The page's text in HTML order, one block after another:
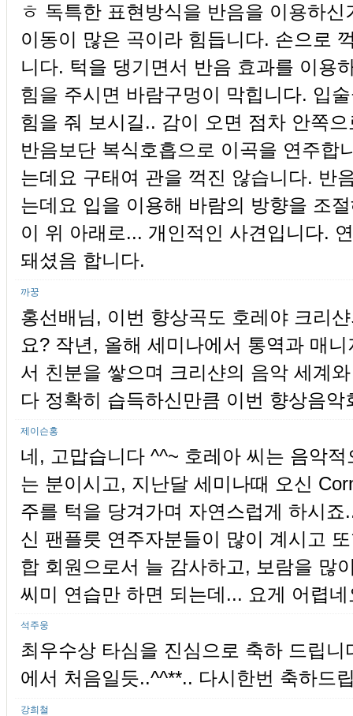
ㅎ 독특한 표현방식을 반음을 이용하
이동이 많은 곡이라 힘듭니다. 손으로
니다. 턱을 댕기면서 반음 효과를 이용
힘을 주시면 바람구멍이 막힙니다. 입
힘을 줘 보시길.. 감이 오면 점차 안쪽
반음보단 복식호흡으로 이곡을 연주합
는데요 구태여 관을 꺽진 않습니다. 반
는데요 입을 이용해 바람의 방향을 조
이 위 아래로... 개인적인 사견입니다.
돼셨음 합니다.
까꿍
홍선배님, 이번 향상곡도 호레야 크리
요? 작년, 올해 세미나에서 통역과 매
서 친분을 쌓으며 크리샨의 음악 세계
다 정확히 습득하신만큼 이번 향상음
제이슨홍
네, 고맙습니다 ^^~ 호레아 씨는 음악
는 분이시고, 지난달 세미나때 오신
주를 턱을 당겨가며 자연스럽게 하시
신 팬플릇 연주자분들이 많이 계시고
합 회원으로서 늘 감사하고, 보람을 많
씨미 연습만 하면 되는데... 요게 어렵
석주웅
최우수상 타심을 진심으로 축하 드립
에서 처음일듯..^^**.. 다시한번 축하드
강희철